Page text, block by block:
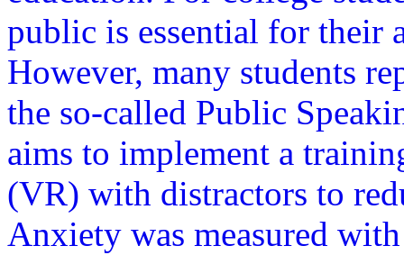
public is essential for their
However, many students
the so-called Public
aims to implement a
(VR) with distractors to
Anxiety was measured